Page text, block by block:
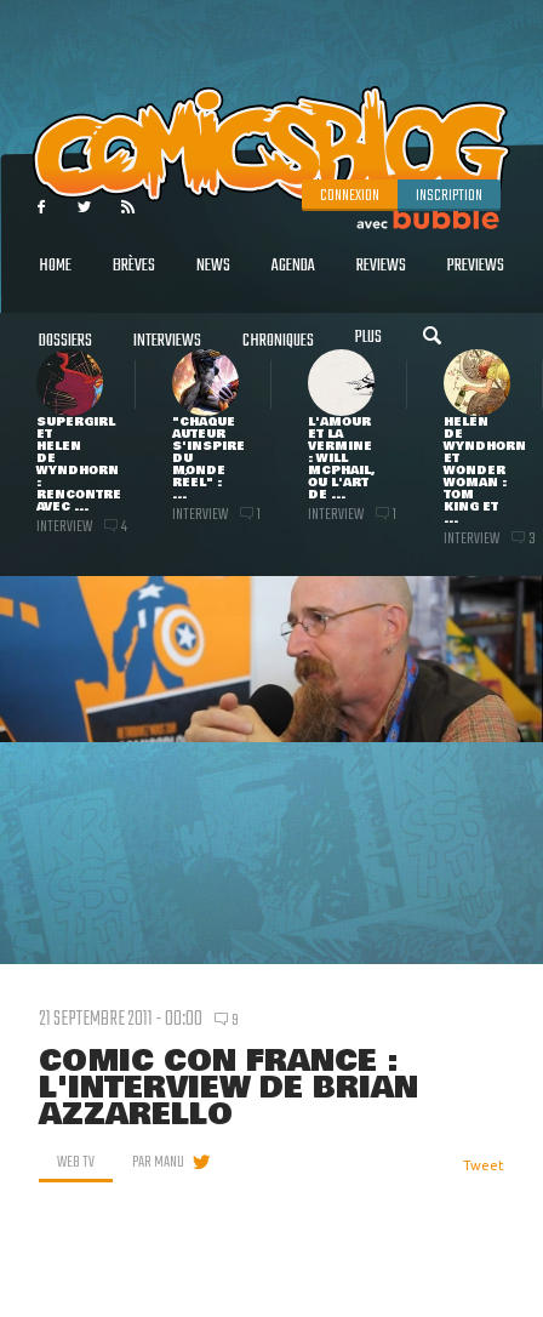
CONNEXION INSCRIPTION
HOME BRÈVES NEWS AGENDA REVIEWS PREVIEWS
DOSSIERS INTERVIEWS CHRONIQUES PLUS
SUPERGIRL
ET
HELEN
DE
WYNDHORN
:
RENCONTRE
AVEC ...
INTERVIEW 4
"CHAQUE
AUTEUR
S'INSPIRE
DU
MONDE
RÉEL" :
...
INTERVIEW 1
L'AMOUR
ET LA
VERMINE
: WILL
MCPHAIL,
OU L'ART
DE ...
INTERVIEW 1
HELEN
DE
WYNDHORN
ET
WONDER
WOMAN :
TOM
KING ET
...
INTERVIEW 3
21 SEPTEMBRE 2011 - 00:00 9
COMIC CON FRANCE :
L'INTERVIEW DE BRIAN
AZZARELLO
WEB TV PARMANU Tweet